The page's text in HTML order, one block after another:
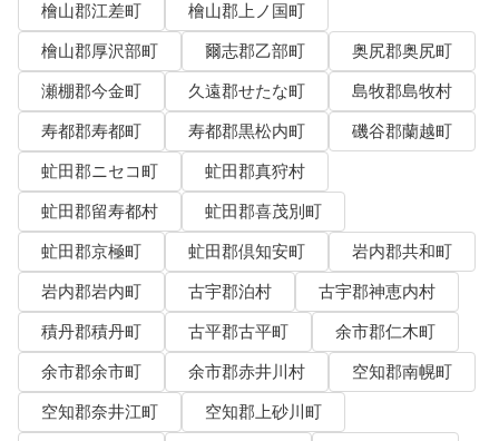
檜山郡江差町
檜山郡上ノ国町
檜山郡厚沢部町
爾志郡乙部町
奥尻郡奥尻町
瀬棚郡今金町
久遠郡せたな町
島牧郡島牧村
寿都郡寿都町
寿都郡黒松内町
磯谷郡蘭越町
虻田郡ニセコ町
虻田郡真狩村
虻田郡留寿都村
虻田郡喜茂別町
虻田郡京極町
虻田郡倶知安町
岩内郡共和町
岩内郡岩内町
古宇郡泊村
古宇郡神恵内村
積丹郡積丹町
古平郡古平町
余市郡仁木町
余市郡余市町
余市郡赤井川村
空知郡南幌町
空知郡奈井江町
空知郡上砂川町